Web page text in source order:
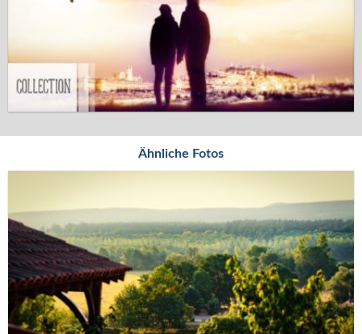
Ähnliche Fotos